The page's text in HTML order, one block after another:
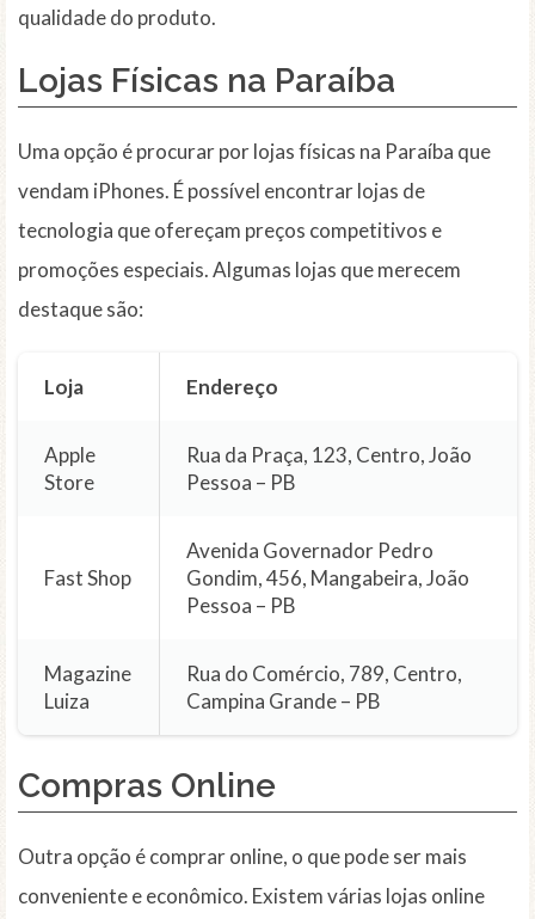
qualidade do produto.
Lojas Físicas na Paraíba
Uma opção é procurar por lojas físicas na Paraíba que
vendam iPhones. É possível encontrar lojas de
tecnologia que ofereçam preços competitivos e
promoções especiais. Algumas lojas que merecem
destaque são:
Loja Endereço
Apple
Store
Rua da Praça, 123, Centro, João
Pessoa – PB
Fast Shop
Avenida Governador Pedro
Gondim, 456, Mangabeira, João
Pessoa – PB
Magazine
Luiza
Rua do Comércio, 789, Centro,
Campina Grande – PB
Compras Online
Outra opção é comprar online, o que pode ser mais
conveniente e econômico. Existem várias lojas online